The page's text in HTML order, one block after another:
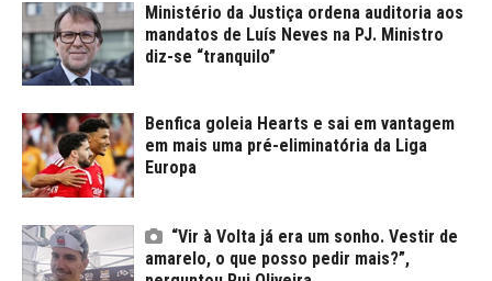
Ministério da Justiça ordena auditoria aos
mandatos de Luís Neves na PJ. Ministro
diz-se “tranquilo”
Benfica goleia Hearts e sai em vantagem
em mais uma pré-eliminatória da Liga
Europa
“Vir à Volta já era um sonho. Vestir de
amarelo, o que posso pedir mais?”,